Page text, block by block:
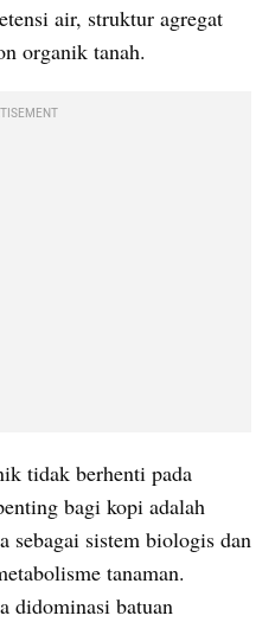
air, struktur agregat
organik tanah.
tidak berhenti pada
bagi kopi adalah
sebagai sistem biologis dan
tanaman.
didominasi batuan